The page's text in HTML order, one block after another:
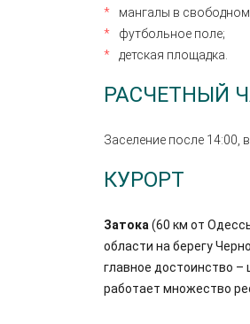
мангалы в свободном
футбольное поле;
детская площадка.
РАСЧЕТНЫЙ
Заселение после 14:00,
КУРОРТ
Затока (60 км от
области на берегу
главное достоинство
работает множество